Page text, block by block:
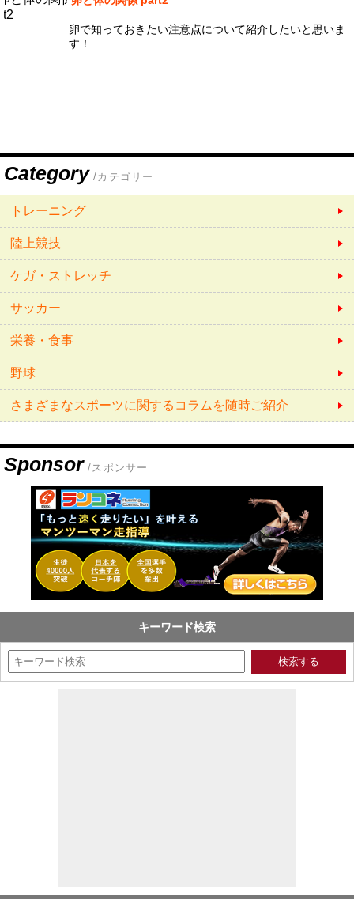
卵で知っておきたい注意点について紹介したいと思いま
す！ ...
Category /カテゴリー
トレーニング
陸上競技
ケガ・ストレッチ
サッカー
栄養・食事
野球
さまざまなスポーツに関するコラムを随時ご紹介
Sponsor /スポンサー
キーワード検索